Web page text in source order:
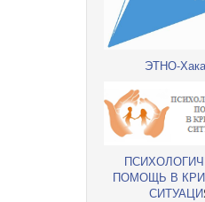
ЭТНО-
ПОМОЩЬ В
СИТУАЦИ